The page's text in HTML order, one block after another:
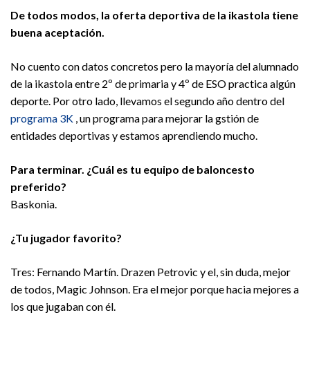
De todos modos, la oferta deportiva de la ikastola tiene
buena aceptación.
No cuento con datos concretos pero la mayoría del alumnado
de la ikastola entre 2º de primaria y 4º de ESO practica algún
deporte. Por otro lado, llevamos el segundo año dentro del
programa 3K , un programa para mejorar la gstión de
entidades deportivas y estamos aprendiendo mucho.
Para terminar. ¿Cuál es tu equipo de baloncesto
preferido?
Baskonia.
¿Tu jugador favorito?
Tres: Fernando Martín. Drazen Petrovic y el, sin duda, mejor
de todos, Magic Johnson. Era el mejor porque hacia mejores a
los que jugaban con él.